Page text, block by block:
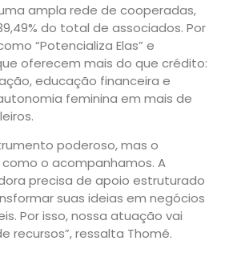
ampla rede de cooperadas,
do total de associados. Por
“Potencializa Elas” e
oferecem mais do que crédito:
educação financeira e
feminina em mais de
poderoso, mas o
o acompanhamos. A
precisa de apoio estruturado
suas ideias em negócios
Por isso, nossa atuação vai
recursos”, ressalta Thomé.